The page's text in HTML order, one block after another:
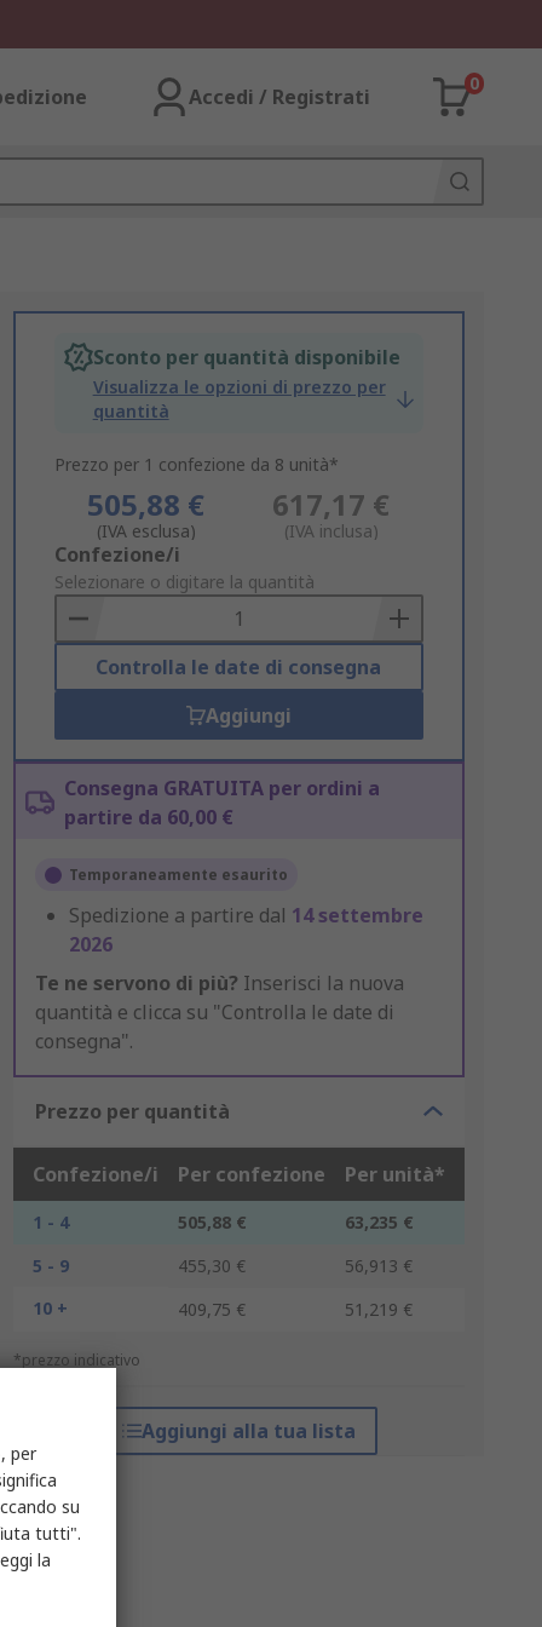
Accedi / Registrati
0
Sconto per quantità disponibile
Visualizza le opzioni di prezzo per
quantità
Prezzo per 1 confezione da 8 unità*
505,88 €
(IVA esclusa)
617,17 €
(IVA inclusa)
Add
to
Basket
Confezione/i
Selezionare o digitare la quantità
Controlla le date di consegna
Aggiungi
Consegna GRATUITA per ordini a
partire da 60,00 €
Temporaneamente esaurito
Spedizione a partire dal 14 settembre
2026
Te ne servono di più? Inserisci la nuova
quantità e clicca su "Controlla le date di
consegna".
Prezzo per quantità
Confezione/i Per confezione Per unità*
1 - 4 505,88 €
63,235 €
5 - 9
455,30 €
56,913 €
10 +
409,75 € 51,219 €
*prezzo indicativo
Aggiungi alla tua lista
per
su
tutti".
la